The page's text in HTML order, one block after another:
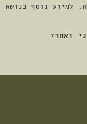
למידע נוסף בנושא
ואחרי